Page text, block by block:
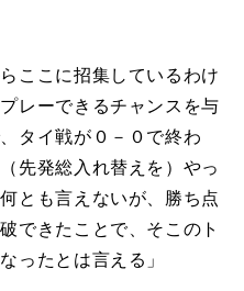
ここに招集しているわけ
レーできるチャンスを与
タイ戦が０－０で終わ
先発総入れ替えを）やっ
とも言えないが、勝ち点
できたことで、そこのト
ったとは言える」